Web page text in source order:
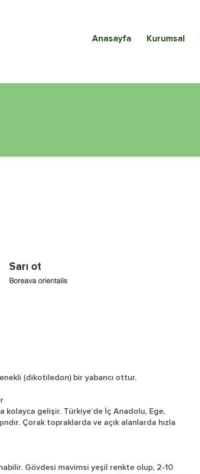
Anasayfa Kurumsal
Sarı ot
Boreava orientalis
(dikotiledon) bir yabancı ottur.
kolayca gelişir. Türkiye’de İç Anadolu, Ege,
Çorak topraklarda ve açık alanlarda hızla
Gövdesi mavimsi yeşil renkte olup, 2-10